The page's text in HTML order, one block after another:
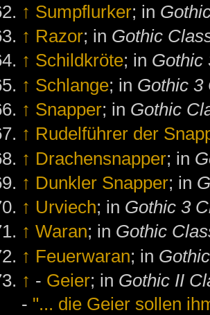
↑ Sumpflurker; in
↑ Razor; in Gothic
↑ Schildkröte; in Gothic
↑ Schlange; in Gothic 3
↑ Snapper; in Gothic
↑ Rudelführer der
↑ Drachensnapper; in
↑ Dunkler Snapper; in
↑ Urviech; in Gothic 3
↑ Waran; in Gothic
↑ Feuerwaran; in
↑ - Geier; in Gothic II
- "... die Geier sollen